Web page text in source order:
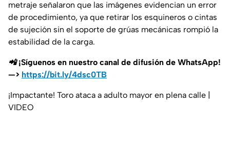
metraje señalaron que las imágenes evidencian un error
de procedimiento, ya que retirar los esquineros o cintas
de sujeción sin el soporte de grúas mecánicas rompió la
estabilidad de la carga.
📲 ¡Síguenos en nuestro canal de difusión de WhatsApp!
—> https://bit.ly/4dsc0TB
¡Impactante! Toro ataca a adulto mayor en plena calle |
VIDEO